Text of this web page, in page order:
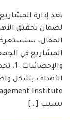
تعد إدارة
لضمان تحقيق
المقال،
المشاريع في
الأهداف بشكل
بسبب […]